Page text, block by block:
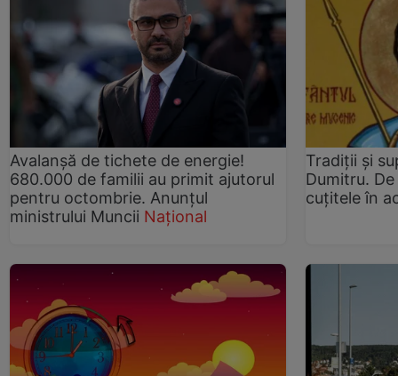
Avalanșă de tichete de energie!
680.000 de familii au primit ajutorul
pentru octombrie. Anunțul
ministrului Muncii Național
Tradiții și
Dumitru.
cuțitele în